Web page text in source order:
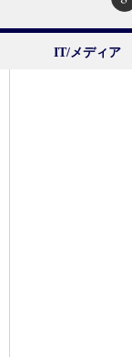
IT/メディア